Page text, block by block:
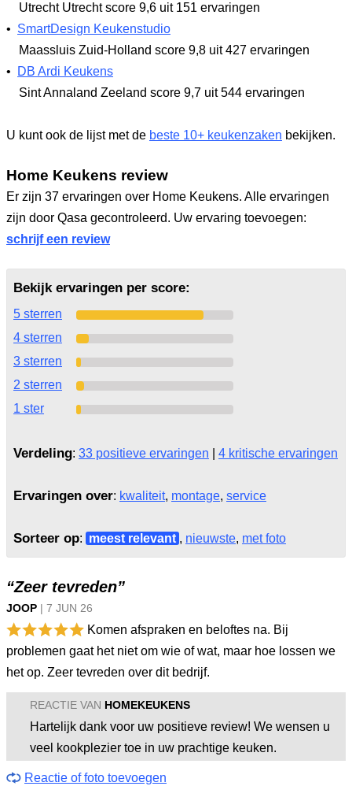
Utrecht Utrechtscore 9,6 uit 151 ervaringen
• SmartDesign Keukenstudio
Maassluis Zuid-Holland score 9,8 uit 427 ervaringen
•
DB Ardi Keukens
Sint Annaland Zeeland score 9,7 uit 544 ervaringen
U kunt ook de lijst met de beste 10+ keukenzaken bekijken.
Home Keukens review
Er zijn 37 ervaringen over Home Keukens. Alle ervaringen
zijn door Qasa gecontroleerd. Uw ervaring toevoegen:
schrijf een review
Bekijk ervaringen per score:
5 sterren
4 sterren
3 sterren
2 sterren
1 ster
Verdeling: 33 positieve ervaringen 4 kritische ervaringen
Ervaringen over: kwaliteit, montage, service
Sorteer op: meest relevant , nieuwste, met foto
“Zeer tevreden”
JOOP | 7 JUN 26
Komen afspraken en beloftes na. Bij
problemen gaat het niet om wie of wat, maar hoe lossen we
het op. Zeer tevreden over dit bedrijf.
REACTIE VAN HOMEKEUKENS
Hartelijk dank voor uw positieve review! We wensen u
veel kookplezier toe in uw prachtige keuken.
Reactie of foto toevoegen